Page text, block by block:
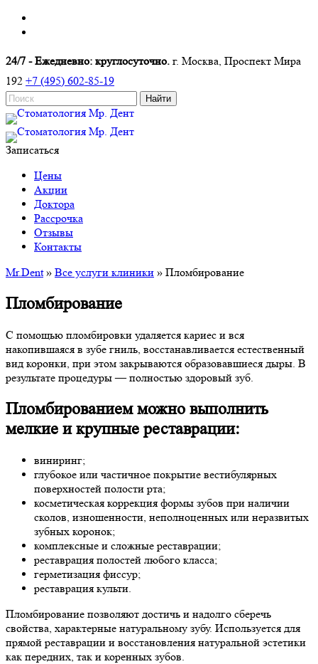
24/7 - Ежедневно: круглосуточно. г. Москва, Проспект Мира
192 +7 (495) 602-85-19
Записаться
Цены
Акции
Доктора
Рассрочка
Отзывы
Контакты
Mr.Dent» Все услуги клиники » Пломбирование
Пломбирование
С помощью пломбировки удаляется кариес и вся
накопившаяся в зубе гниль, восстанавливается естественный
вид коронки, при этом закрываются образовавшиеся дыры. В
результате процедуры — полностью здоровый зуб.
Пломбированием можно выполнить
мелкие и крупные реставрации:
виниринг;
глубокое или частичное покрытие вестибулярных
поверхностей полости рта;
косметическая коррекция формы зубов при наличии
сколов, изношенности, неполноценных или неразвитых
зубных коронок;
комплексные и сложные реставрации;
реставрация полостей любого класса;
герметизация фиссур;
реставрация культи.
Пломбирование позволяют достичь и надолго сберечь
свойства, характерные натуральному зубу. Используется для
прямой реставрации и восстановления натуральной эстетики
как передних, так и коренных зубов.